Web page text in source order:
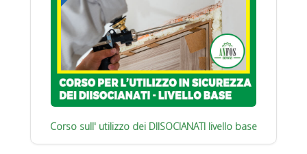
Corso sull' utilizzo dei DIISOCIANATI livello base